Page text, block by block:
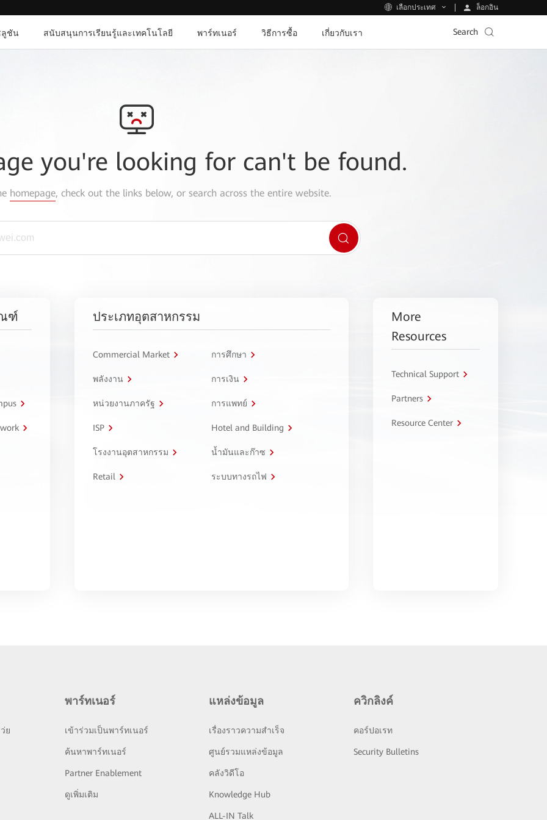
เลือกประเทศ ล็อกอิน
ชัน สนับสนุนการเรียนรู้และเทคโนโลยี พาร์ทเนอร์ วิธีการซื้อ เกี่ยวกับเรา Search
you're looking for can't be found.
homepage, check out the links below, or search across the entire website.
ฑ์ ประเภทอุตสาหกรรม
Commercial Market การศึกษา
พลังงาน การเงิน
หน่วยงานภาครัฐ การแพทย์
ISP Hotel and Building
โรงงานอุตสาหกรรม น้ำมันและก๊าซ
Retail ระบบทางรถไฟ
More
Resources
Technical Support
Partners
Resource Center
ย
พาร์ทเนอร์
เข้าร่วมเป็นพาร์ทเนอร์
ค้นหาพาร์ทเนอร์
Partner Enablement
ดูเพิ่มเติม
แหล่งข้อมูล
เรื่องราวความสำเร็จ
ศูนย์รวมแหล่งข้อมูล
คลังวิดีโอ
Knowledge Hub
ALL-IN Talk
ควิกลิงค์
คอร์ปอเรท
Security Bulletins